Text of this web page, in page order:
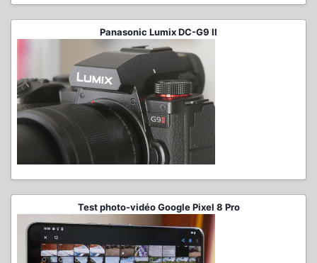
Panasonic Lumix DC-G9 II
Test photo-vidéo Google Pixel 8 Pro